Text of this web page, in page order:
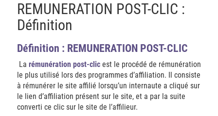
REMUNERATION POST-CLIC :
Définition
Définition : REMUNERATION POST-CLIC
La rémunération post-clic est le procédé de rémunération
le plus utilisé lors des programmes d’affiliation. Il consiste
à rémunérer le site affilié lorsqu’un internaute a cliqué sur
le lien d’affiliation présent sur le site, et a par la suite
converti ce clic sur le site de l’affilieur.